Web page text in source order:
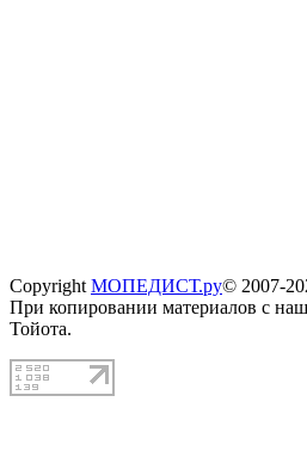
Copyright МОПЕДИСТ.ру© 2007-
При копировании материалов с
Тойота.